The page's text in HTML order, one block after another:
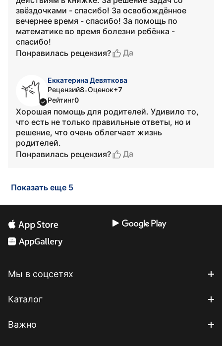
звёздочками - спасибо! За освобождённое
вечернее время - спасибо! За помощь по
математике во время болезни ребёнка -
спасибо!
Понравилась рецензия?
Да
Еккатерина Девяткова
Рецензий8•Оценок+7
Рейтинг0
Хорошая помощь для родителей. Удивило то,
что есть не только правильные ответы, но и
решение, что очень облегчает жизнь
родителей.
Понравилась рецензия?
Да
Показать еще 5
Мы в соцсетях
Каталог
Важно